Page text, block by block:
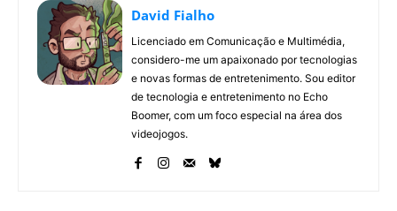
David Fialho
Licenciado em Comunicação e Multimédia,
considero-me um apaixonado por tecnologias
e novas formas de entretenimento. Sou editor
de tecnologia e entretenimento no Echo
Boomer, com um foco especial na área dos
videojogos.